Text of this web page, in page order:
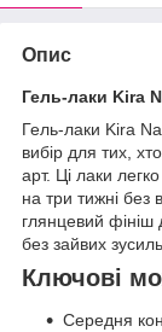
Опис
Гель-лаки Kira
Гель-лаки Kira
вибір для тих,
арт. Ці лаки
на три тижні без
глянцевий фініш
без зайвих зусиль.
Ключові
Середня